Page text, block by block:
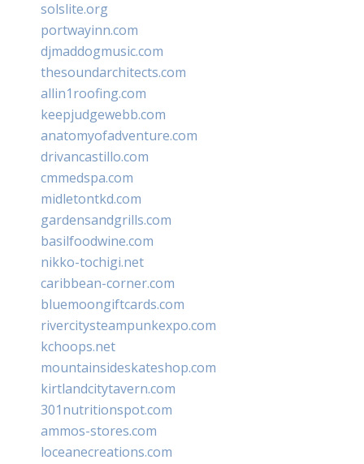
solslite.org
portwayinn.com
djmaddogmusic.com
thesoundarchitects.com
allin1roofing.com
keepjudgewebb.com
anatomyofadventure.com
drivancastillo.com
cmmedspa.com
midletontkd.com
gardensandgrills.com
basilfoodwine.com
nikko-tochigi.net
caribbean-corner.com
bluemoongiftcards.com
rivercitysteampunkexpo.com
kchoops.net
mountainsideskateshop.com
kirtlandcitytavern.com
301nutritionspot.com
ammos-stores.com
loceanecreations.com